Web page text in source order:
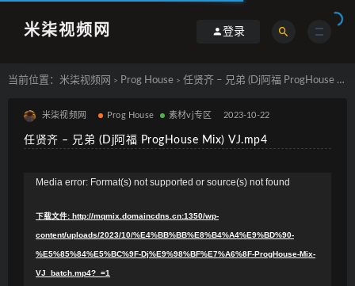
米柒视频网 登录
当前位置： 米柒视频网 > Prog House > 任贤齐 – 兄弟 (Dj阿福 ProgHouse Mix) VJ.mp4
米柒视频网 Prog House 素材vj专区 2023-10-22
任贤齐 – 兄弟 (Dj阿福 ProgHouse Mix) VJ.mp4
Media error: Format(s) not supported or source(s) not found
下载文件: http://mqmix.domaincdns.cn:1350/wp-
content/uploads/2023/10/%E4%BB%BB%E8%B4%A4%E9%BD%90-
%E5%85%84%E5%BC%9F-Dj%E9%98%BF%E7%A6%8F-ProgHouse-Mix-
VJ_batch.mp4?_=1